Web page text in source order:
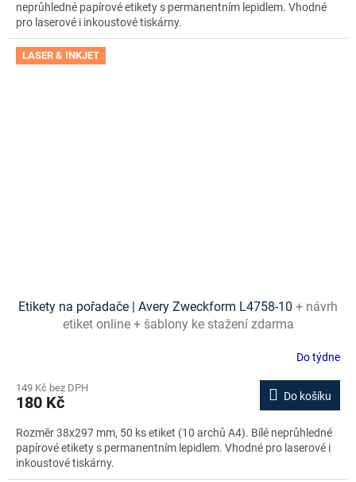
neprůhledné papírové etikety s permanentním lepidlem. Vhodné
pro laserové i inkoustové tiskárny.
LASER & INKJET
Etikety na pořadače | Avery Zweckform L4758-10 + návrh
etiket online + šablony ke stažení zdarma
Do týdne
149 Kč bez DPH
180 Kč Do košíku
Rozměr 38x297 mm, 50 ks etiket (10 archů A4). Bílé neprůhledné
papírové etikety s permanentním lepidlem. Vhodné pro laserové i
inkoustové tiskárny.